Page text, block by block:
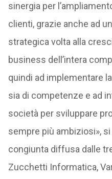
sinergia per
clienti, grazie anche ad
strategica volta alla
business dell’intera
quindi ad implementare
sia di competenze e ad
società per sviluppare
sempre più ambiziosi»,
congiunta diffusa dalle
Zucchetti Informatica,